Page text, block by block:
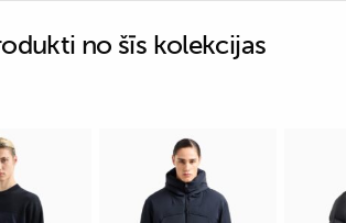
no šīs kolekcijas